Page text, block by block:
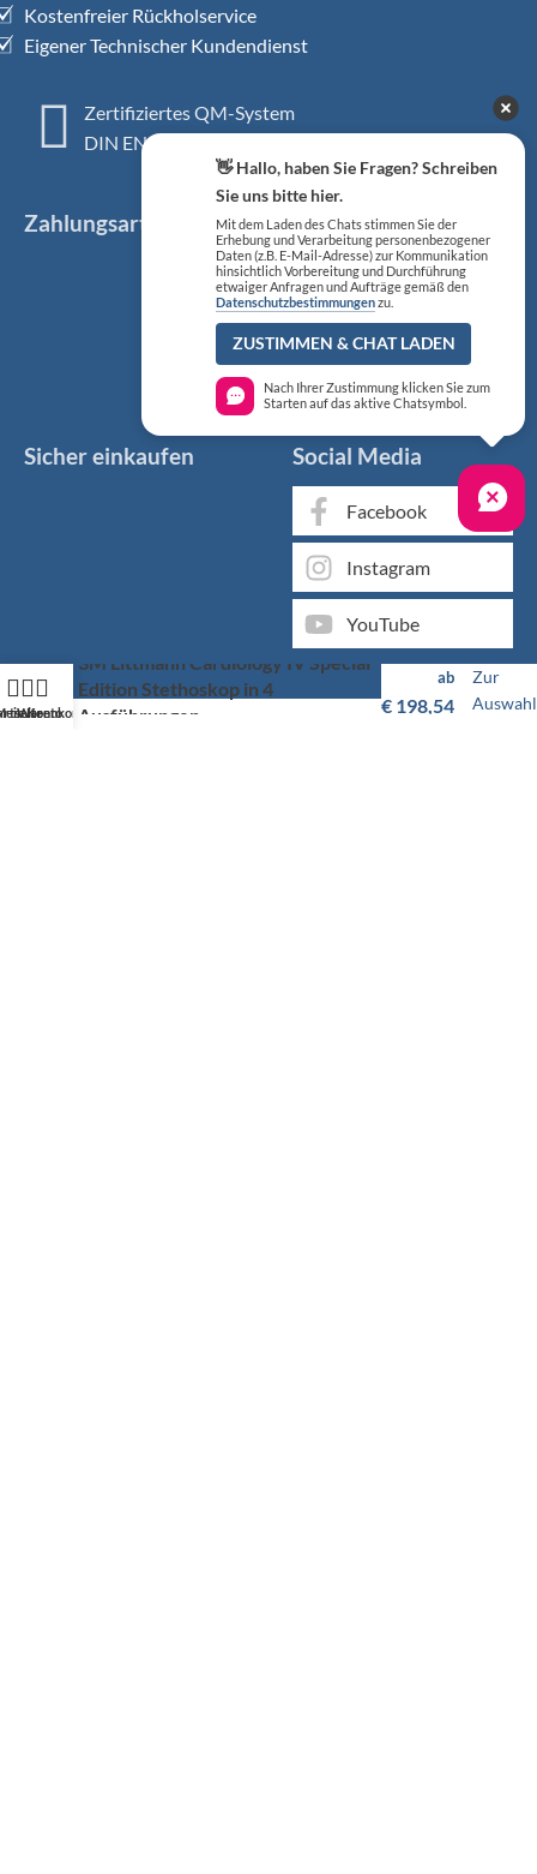
Kostenfreier Rückholservice
Eigener Technischer Kundendienst
Zertifiziertes QM-System
DIN EN ISO 13485
Zahlungsarten
Sicher einkaufen Social Media
Facebook
Instagram
YouTube
Konto
Warenkorb
3M Littmann Cardiology IV Special
Edition Stethoskop in 4
Ausführungen
ab
€ 198,54
Zur
Auswahl
👋 Hallo, haben Sie Fragen? Schreiben
Sie uns bitte hier.
Mit dem Laden des Chats stimmen Sie der
Erhebung und Verarbeitung personenbezogener
Daten (z.B. E-Mail-Adresse) zur Kommunikation
hinsichtlich Vorbereitung und Durchführung
etwaiger Anfragen und Aufträge gemäß den
Datenschutzbestimmungenzu.
ZUSTIMMEN & CHAT LADEN
Nach Ihrer Zustimmung klicken Sie zum
Starten auf das aktive Chatsymbol.